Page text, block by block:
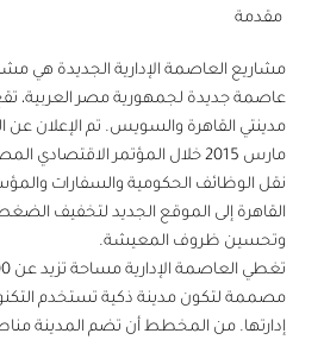
مقدمة
مشاريع العاصمة الإدارية الجديدة هي
عاصمة جديدة لجمهورية مصر العربية، تقع
مدينتي القاهرة والسويس. تم الإعلان عن
مارس 2015 خلال المؤتمر الاقتصادي
نقل الوظائف الحكومية والسفارات
القاهرة إلى الموقع الجديد لتخفيف الضغط على
وتحسين ظروف المعيشة.
تغطي
مصممة لتكون مدينة ذكية تستخدم
إدارتها. من المخطط أن تضم المدينة مناطق